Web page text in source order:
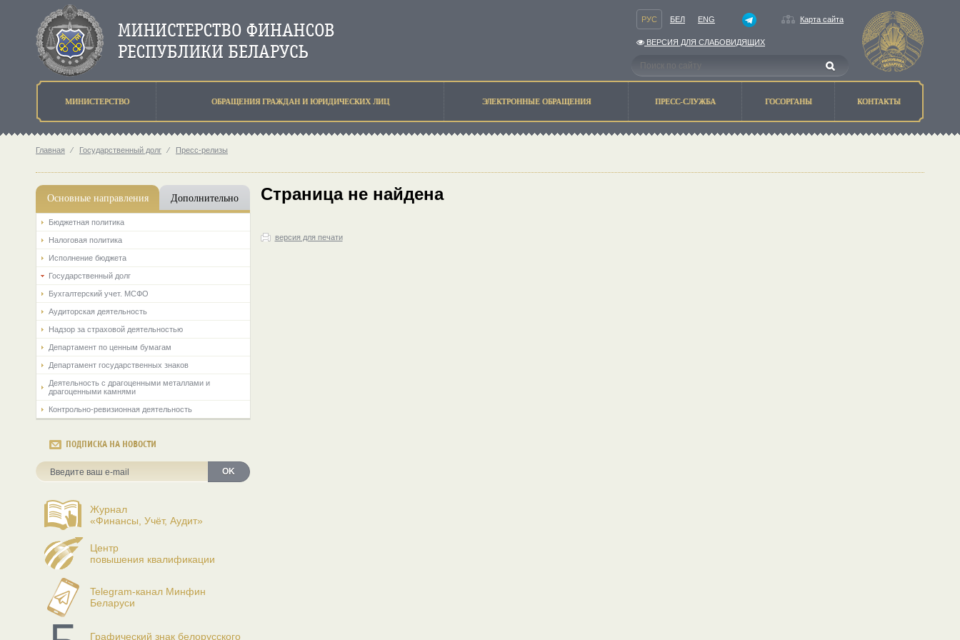
РУС БЕЛ ENG Карта сайта
ВЕРСИЯ ДЛЯ СЛАБОВИДЯЩИХ
МИНИСТЕРСТВО ОБРАЩЕНИЯ ГРАЖДАН И ЮРИДИЧЕСКИХ ЛИЦ ЭЛЕКТРОННЫЕ ОБРАЩЕНИЯ ПРЕСС-СЛУЖБА ГОСОРГАНЫ КОНТАКТЫ
Главная ⁄ Государственный долг ⁄ Пресс-релизы
Основные направления Дополнительно
Бюджетная политика
Налоговая политика
Исполнение бюджета
Государственный долг
Бухгалтерский учет. МСФО
Аудиторская деятельность
Надзор за страховой деятельностью
Департамент по ценным бумагам
Департамент государственных знаков
Деятельность с драгоценными металлами и
драгоценными камнями
Контрольно-ревизионная деятельность
ПОДПИСКА НА НОВОСТИ
OK
Журнал
«Финансы, Учёт, Аудит»
Центр
повышения квалификации
Telegram-канал Минфин
Беларуси
Графический знак белорусского
Страница не найдена
версия для печати